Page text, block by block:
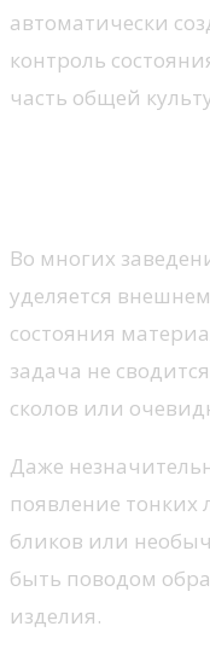
автоматически
контроль
часть общей
Во многих
уделяется
состояния
задача не
сколов или
Даже
появление тонких
бликов или
быть поводом
изделия.